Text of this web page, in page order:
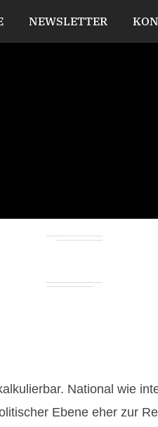
NEWSLETTER
National wie
Ebene eher zur